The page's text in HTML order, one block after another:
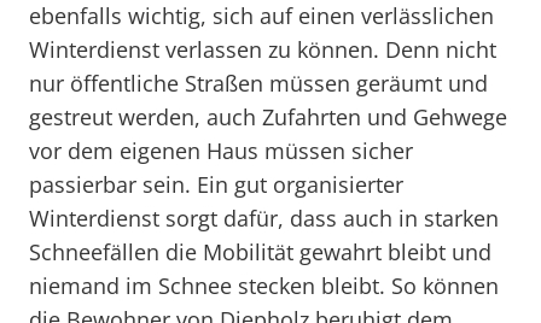
ebenfalls wichtig, sich auf einen verlässlichen
Winterdienst verlassen zu können. Denn nicht
nur öffentliche Straßen müssen geräumt und
gestreut werden, auch Zufahrten und Gehwege
vor dem eigenen Haus müssen sicher
passierbar sein. Ein gut organisierter
Winterdienst sorgt dafür, dass auch in starken
Schneefällen die Mobilität gewahrt bleibt und
niemand im Schnee stecken bleibt. So können